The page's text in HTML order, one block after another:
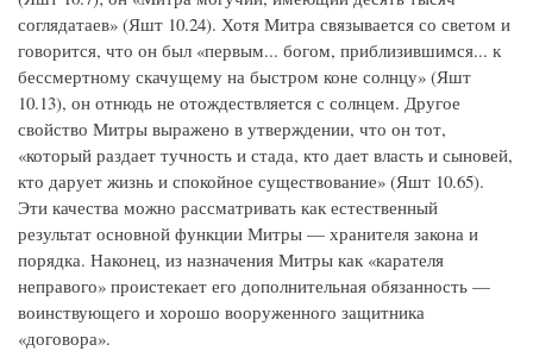
соглядатаев» (Яшт 10.24). Хотя Митра связывается со светом и
говорится, что он был «первым... богом, приблизившимся... к
бессмертному скачущему на быстром коне солнцу» (Яшт
10.13), он отнюдь не отождествляется с солнцем. Другое
свойство Митры выражено в утверждении, что он тот,
«который раздает тучность и стада, кто дает власть и сыновей,
кто дарует жизнь и спокойное существование» (Яшт 10.65).
Эти качества можно рассматривать как естественный
результат основной функции Митры — хранителя закона и
порядка. Наконец, из назначения Митры как «карателя
неправого» проистекает его дополнительная обязанность —
воинствующего и хорошо вооруженного защитника
«договора».